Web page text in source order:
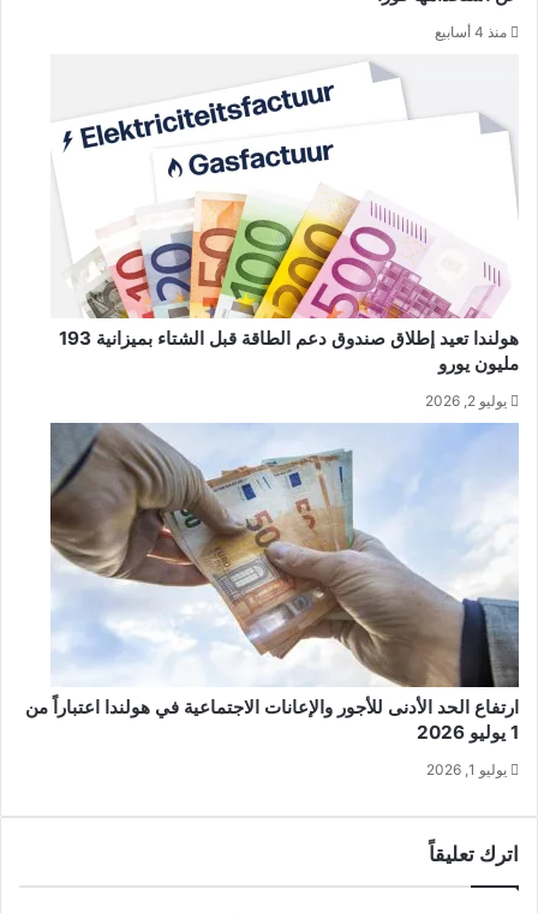
منذ 4 أسابيع
هولندا تعيد إطلاق صندوق دعم الطاقة قبل الشتاء بميزانية 193
مليون يورو
يوليو 2, 2026
ارتفاع الحد الأدنى للأجور والإعانات الاجتماعية في هولندا اعتباراً من
1 يوليو 2026
يوليو 1, 2026
اترك تعليقاً